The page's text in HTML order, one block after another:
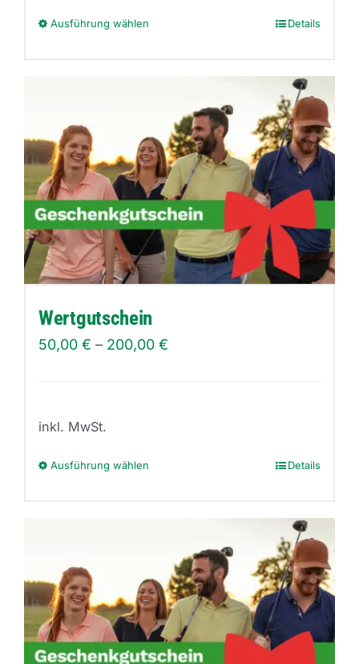
Ausführung wählen
mehrere
Varianten
auf.
Die
Optionen
können
auf
der
gewählt
Details
Wertgutschein
50,00 € – 200,00 €
inkl. MwSt.
Ausführung wählen
mehrere
Varianten
auf.
Die
Optionen
Details